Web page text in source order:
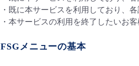
・既に本サービスを利用しており、
・本サービスの利用を終了したいお
FSGメニューの基本